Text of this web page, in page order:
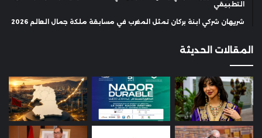
التطبيقي
شريهان شركي ابنة بركان تمثل المغرب في مسابقة ملكة جمال العالم 2026
المقالات الحديثة